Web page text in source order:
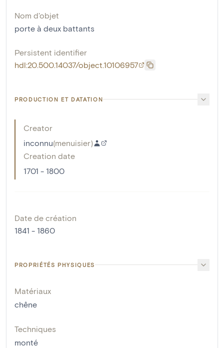
Nom d'objet
porte à deux battants
Persistent identifier
hdl:20.500.14037/object.10106957
PRODUCTION ET DATATION
Creator
inconnu(menuisier)
Creation date
1701 - 1800
Date de création
1841 - 1860
PROPRIÉTÉS PHYSIQUES
Matériaux
chêne
Techniques
monté